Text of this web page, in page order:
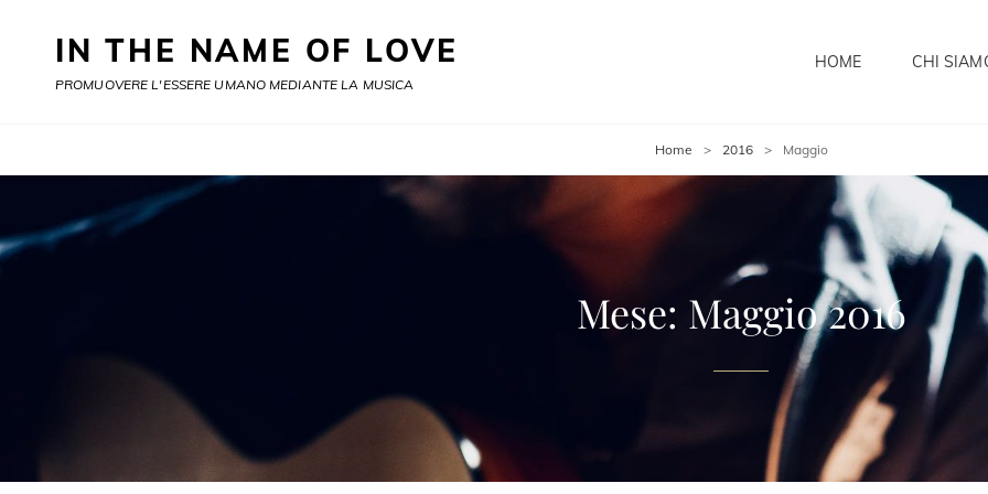
IN THE NAME OF LOVE
PROMUOVERE L'ESSERE UMANO MEDIANTE LA MUSICA
HOME CHI
Home > 2016 > Maggio
Mese: Maggio 2016